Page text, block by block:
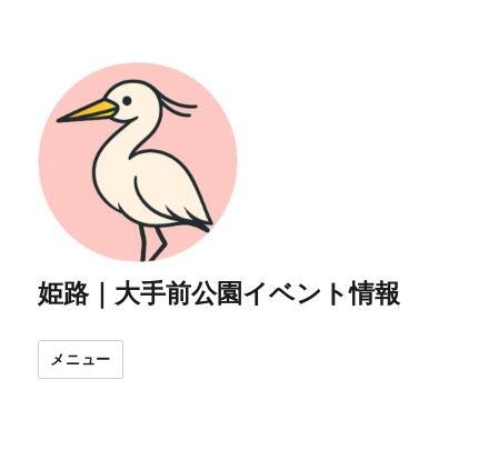
姫路｜大手前公園イベント情報
メニュー